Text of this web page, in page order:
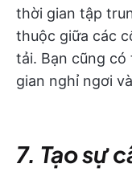
thời gian tập
thuộc giữa các
tải. Bạn cũng
gian nghỉ ngơi
7. Tạo sự